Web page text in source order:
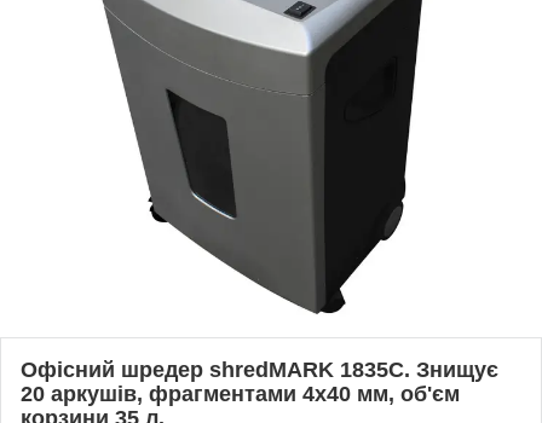
Офісний шредер shredMARK 1835C. Знищує
20 аркушів, фрагментами 4х40 мм, об'єм
корзини 35 л.